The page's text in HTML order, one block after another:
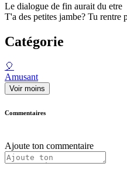
Le dialogue de fin aurait du etre
T'a des petites jambe? Tu rentre
Catégorie
🎈
Amusant
Voir moins
Commentaires
Ajoute ton commentaire